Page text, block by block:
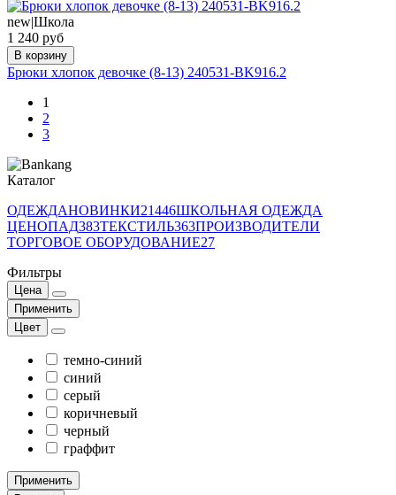
new|Школа
1 240 руб
В корзину
Брюки хлопок девочке (8-13) 240531-BK916.2
1
2
3
Каталог
ОДЕЖДАНОВИНКИ21446ШКОЛЬНАЯ ОДЕЖДА
ЦЕНОПАД383ТЕКСТИЛЬ363ПРОИЗВОДИТЕЛИ
ТОРГОВОЕ ОБОРУДОВАНИЕ27
Фильтры
Цена
Применить
Цвет
темно-синий
синий
серый
коричневый
черный
граффит
Применить